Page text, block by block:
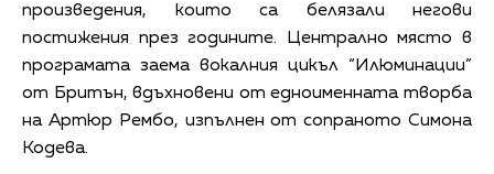
произведения, които са белязали негови
постижения през годините. Централно място в
програмата заема вокалния цикъл “Илюминации”
от Бритън, вдъхновени от едноименната творба
на Артюр Рембо, изпълнен от сопраното Симона
Кодева.